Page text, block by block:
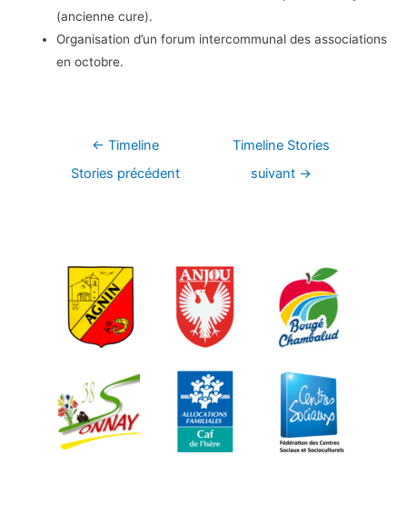
(ancienne cure).
Organisation d’un forum intercommunal des associations
en octobre.
Navigation
de
← Timeline
Stories précédent
Timeline Stories
suivant →